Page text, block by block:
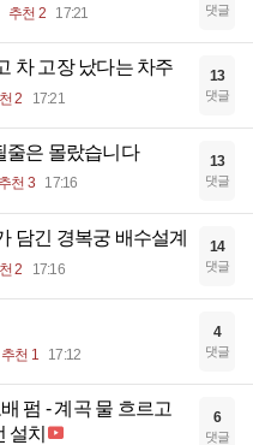
추천 2 17:21 댓글
차 고장 났다는 차주
2 17:21
13
댓글
줄은 몰랐습니다
추천 3 17:16
13
댓글
담긴 경복궁 배수설계
2 17:16
14
댓글
추천 1 17:12
4
댓글
펌 - 계곡 물 흐르고
설치
6
댓글